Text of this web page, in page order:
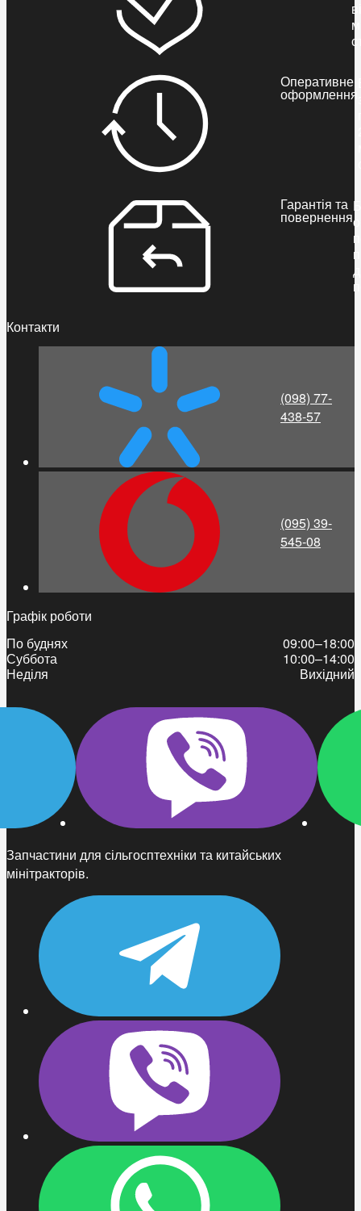
Оперативне
оформлення
Гарантія та
повернення
Запчастини для сільгосптехніки та китайських
мінітракторів.
Контакти
(098) 77-
438-57
(095) 39-
545-08
Графік роботи
По буднях
09:00–18:00
Суббота
10:00–14:00
Неділя
Вихідний